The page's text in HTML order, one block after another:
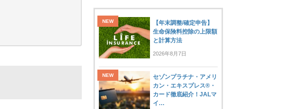
【年末調整/確定申告】
生命保険料控除の上限額
と計算方法
2026年8月7日
セゾンプラチナ・アメリ
カン・エキスプレス®・
カード徹底紹介！JALマ
イ…